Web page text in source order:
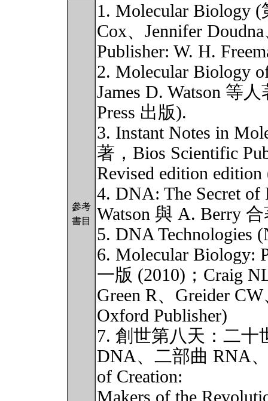
參考
書目
1. Molecular Biology
Cox、Jennifer
Publisher: W. H.
2. Molecular Biology
James D. Watson 等
Press 出版).
3. Instant Notes in
著，Bios Scientific
Revised edition
4. DNA: The Secret
Watson 與 A. Berry
5. DNA Technologies
6. Molecular Biology:
一版 (2010)；Craig
Green R、Greider
Oxford Publisher)
7. 創世第八天：二
DNA、二部曲 RNA
of Creation:
Makers of the